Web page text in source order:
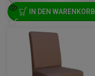
IN DEN WARENKORB